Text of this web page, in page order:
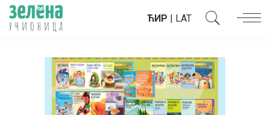
ЋИР | LAT